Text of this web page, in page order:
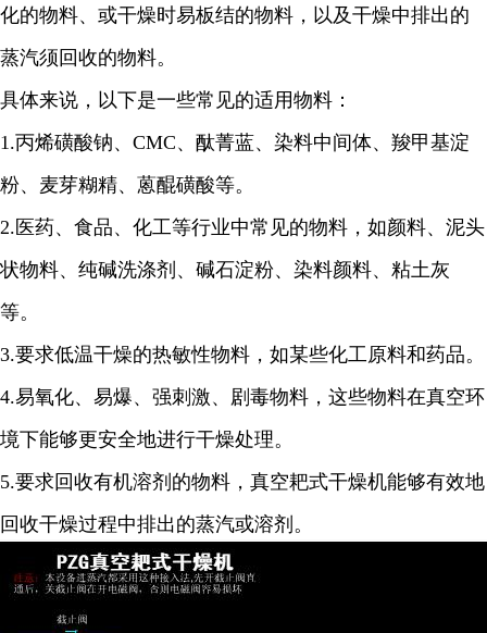
化的物料、或干燥时易板结的物料，以及干燥中排出的
蒸汽须回收的物料。
具体来说，以下是一些常见的适用物料：
1.丙烯磺酸钠、 CMC、酞菁蓝、染料中间体、羧甲基淀
粉、麦芽糊精、蒽醌磺酸等。
2. 医药、食品、化工等行业中常见的物料，如颜料、泥头
状物料、纯碱洗涤剂、碱石淀粉、染料颜料、粘土灰
等。
3.要求低温干燥的热敏性物料，如某些化工原料和药品。
4.易氧化、易爆、强刺激、剧毒物料，这些物料在真空环
境下能够更安全地进行干燥处理。
5.要求回收有机溶剂的物料，真空耙式干燥机能够有效地
回收干燥过程中排出的蒸汽或溶剂。